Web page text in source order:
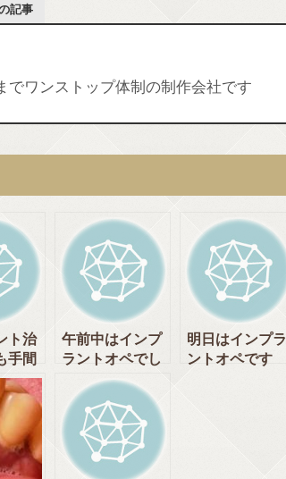
記事
でワンストップ体制の制作会社です
ト治
手間
す。
[神
いけ
田・
午前中はインプ
ラントオペでし
た。 [神田中央
通りいけむら歯
科 神田・新日本
橋]
明日はインプラ
ントオペです